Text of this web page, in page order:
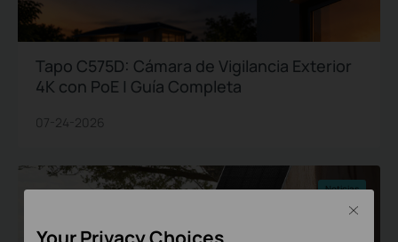
Tapo C575D: Cámara de Vigilancia Exterior
4K con PoE | Guía Completa
07-24-2026
Noticias
Close